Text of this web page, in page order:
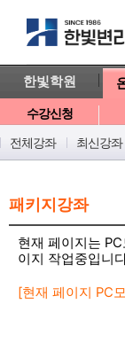
한빛학원
수강신청
전체강좌
최신강좌
패키지강좌
현재 페이지는
이지 작업중입니
[현재 페이지 PC